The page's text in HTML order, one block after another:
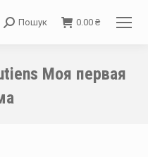
Search:
Пошук 0.00 ₴
Моя первая